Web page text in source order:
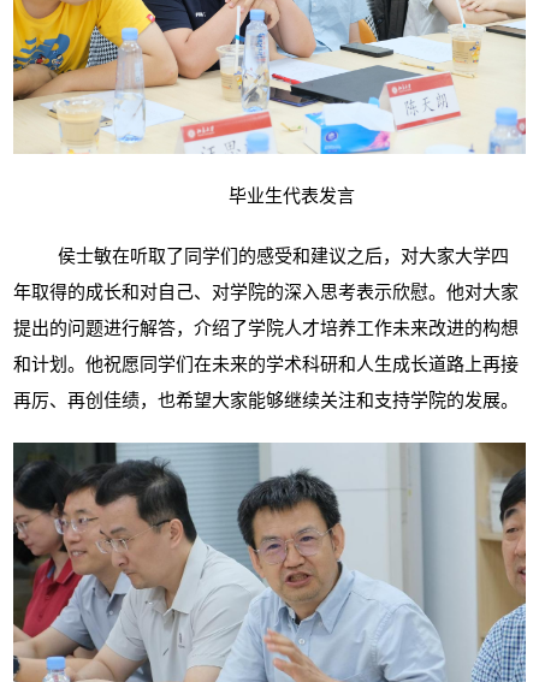
毕业生代表发言
侯士敏在听取了同学们的感受和建议之后，对大家大学四
年取得的成长和对自己、对学院的深入思考表示欣慰。他对大家
提出的问题进行解答，介绍了学院人才培养工作未来改进的构想
和计划。他祝愿同学们在未来的学术科研和人生成长道路上再接
再厉、再创佳绩，也希望大家能够继续关注和支持学院的发展。